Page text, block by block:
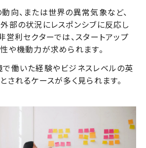
向、または世界の異常気象など、
部の状況にレスポンシブに反応し
営利セクターでは、スタートアップ
や機動力が求められます。
働いた経験やビジネスレベルの英
されるケースが多く見られます。